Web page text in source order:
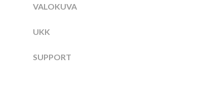
VALOKUVA
UKK
SUPPORT